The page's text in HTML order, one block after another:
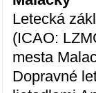
Letecká
(ICAO:
mesta
Dopravné